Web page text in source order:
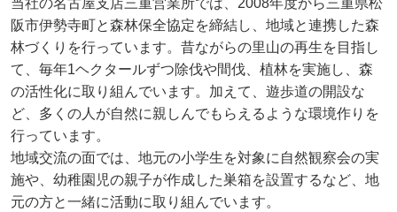
当社の名古屋支店三重営業所では、2008年度から三重県松
阪市伊勢寺町と森林保全協定を締結し、地域と連携した森
林づくりを行っています。昔ながらの里山の再生を目指し
て、毎年1ヘクタールずつ除伐や間伐、植林を実施し、森
の活性化に取り組んでいます。加えて、遊歩道の開設な
ど、多くの人が自然に親しんでもらえるような環境作りを
行っています。
地域交流の面では、地元の小学生を対象に自然観察会の実
施や、幼稚園児の親子が作成した巣箱を設置するなど、地
元の方と一緒に活動に取り組んでいます。